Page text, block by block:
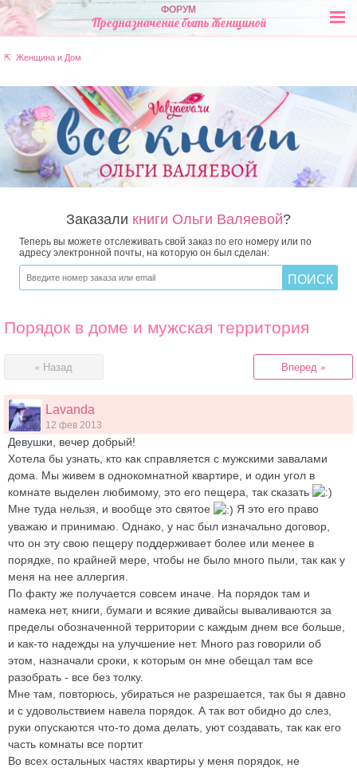
ФОРУМ
Предназначение быть Женщиной
⇱ Женщина и Дом
Заказали книги Ольги Валяевой?
Теперь вы можете отслеживать свой заказ по его номеру или по
адресу электронной почты, на которую он был сделан:
Порядок в доме и мужская территория
« Назад Вперед »
Lavanda
12 фев 2013
Девушки, вечер добрый!
Хотела бы узнать, кто как справляется с мужскими завалами
дома. Мы живем в однокомнатной квартире, и один угол в
комнате выделен любимому, это его пещера, так сказать
Мне туда нельзя, и вообще это святое
Я это его право
уважаю и принимаю. Однако, у нас был изначально договор,
что он эту свою пещеру поддерживает более или менее в
порядке, по крайней мере, чтобы не было много пыли, так как у
меня на нее аллергия.
По факту же получается совсем иначе. На порядок там и
намека нет, книги, бумаги и всякие дивайсы вываливаются за
пределы обозначенной территории с каждым днем все больше,
и как-то надежды на улучшение нет. Много раз говорили об
этом, назначали сроки, к которым он мне обещал там все
разобрать - все без толку.
Мне там, повторюсь, убираться не разрешается, так бы я давно
и с удовольствием навела порядок. А так вот обидно до слез,
руки опускаются что-то дома делать, уют создавать, так как его
часть комнаты все портит
Во всех остальных частях квартиры у меня порядок, не